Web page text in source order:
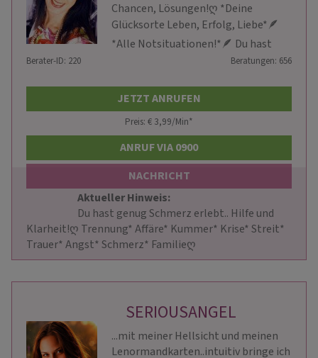
Chancen, Lösungen!ღ *Deine
Glücksorte Leben, Erfolg, Liebe*🪶
*Alle Notsituationen!*🪶 Du hast
genug Schmerz erlebt... Klarheit
Berater-ID: 220 Beratungen: 656
JETZT ANRUFEN
Preis: € 3,99/Min*
ANRUF VIA 0900
NACHRICHT
Aktueller Hinweis:
Klarheit!ღ Trennung* Affäre* Kummer* Krise* Streit*
Trauer* Angst* Schmerz* Familieღ
SERIOUSANGEL
...mit meiner Hellsicht und meinen
Lenormandkarten..intuitiv bringe ich